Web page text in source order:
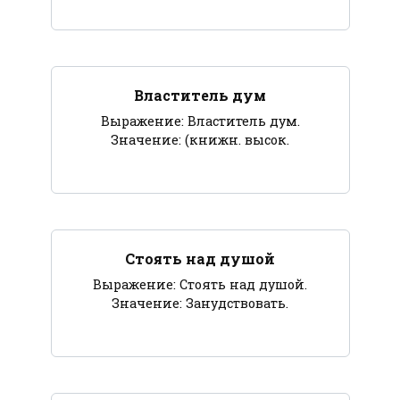
Властитель дум
Выражение: Властитель дум.
Значение: (книжн. высок.
Стоять над душой
Выражение: Стоять над душой.
Значение: Занудствовать.